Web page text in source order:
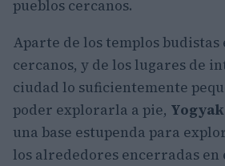
pueblos cercanos.
Aparte de los templos budistas
cercanos, y de los lugares de
ciudad lo suficientemente
poder explorarla a pie,
una base estupenda para
los alrededores encerradas en